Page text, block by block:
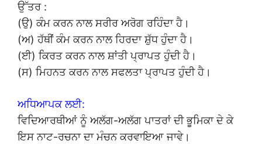
ਉੱਤਰ :
(ਉ) ਕੰਮ ਕਰਨ ਨਾਲ ਸਰੀਰ ਅਰੋਗ ਰਹਿੰਦਾ ਹੈ।
(ਅ) ਹੱਥੀਂ ਕੰਮ ਕਰਨ ਨਾਲ ਹਿਰਦਾ ਸ਼ੁੱਧ ਹੁੰਦਾ ਹੈ।
(ਈ) ਕਿਰਤ ਕਰਨ ਨਾਲ ਸ਼ਾਂਤੀ ਪ੍ਰਾਪਤ ਹੁੰਦੀ ਹੈ।
(ਸ) ਮਿਹਨਤ ਕਰਨ ਨਾਲ ਸਫਲਤਾ ਪ੍ਰਾਪਤ ਹੁੰਦੀ ਹੈ।
ਅਧਿਆਪਕ ਲਈ:
ਵਿਦਿਆਰਥੀਆਂ ਨੂੰ ਅਲੱਗ-ਅਲੱਗ ਪਾਤਰਾਂ ਦੀ ਭੂਮਿਕਾ ਦੇ ਕੇ
ਇਸ ਨਾਟ-ਰਚਨਾ ਦਾ ਮੰਚਨ ਕਰਵਾਇਆ ਜਾਵੇ।